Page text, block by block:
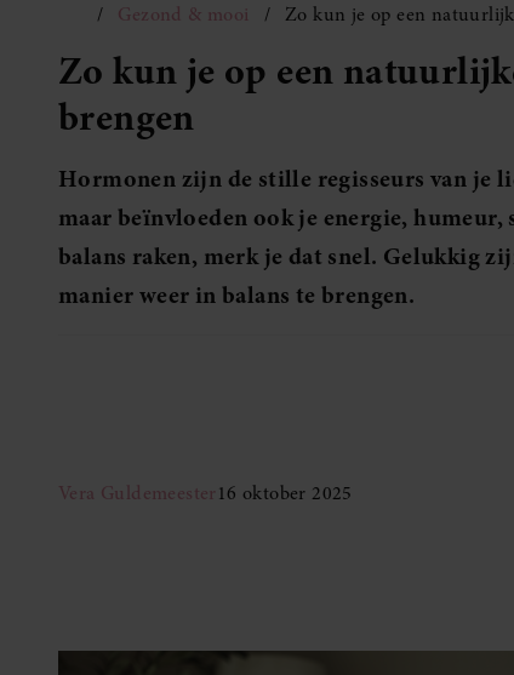
Gezond & mooi Zo kun je op een
Zo kun je op een
brengen
Hormonen zijn de stille regisseurs van je
maar beïnvloeden ook je energie,
balans raken, merk je dat snel. Gelukkig
manier weer in balans te brengen.
Vera Guldemeester16 oktober 2025